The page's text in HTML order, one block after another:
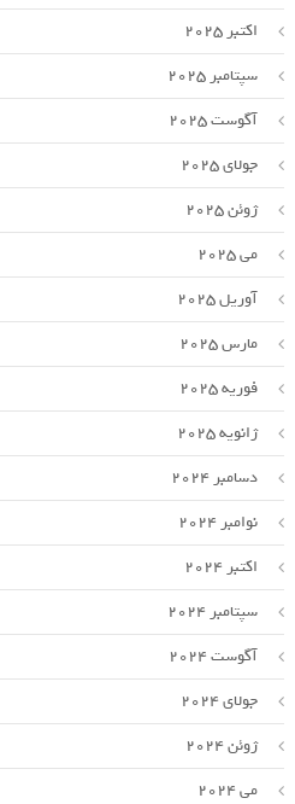
اکتبر 2025
سپتامبر 2025
آگوست 2025
جولای 2025
ژوئن 2025
می 2025
آوریل 2025
مارس 2025
فوریه 2025
ژانویه 2025
دسامبر 2024
نوامبر 2024
اکتبر 2024
سپتامبر 2024
آگوست 2024
جولای 2024
ژوئن 2024
می 2024